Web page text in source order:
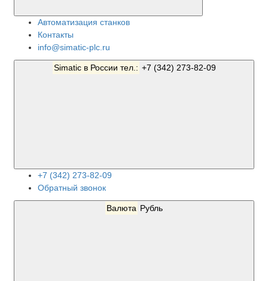
Автоматизация станков
Контакты
info@simatic-plc.ru
Simatic в России тел.: +7 (342) 273-82-09
+7 (342) 273-82-09
Обратный звонок
Валюта Рубль